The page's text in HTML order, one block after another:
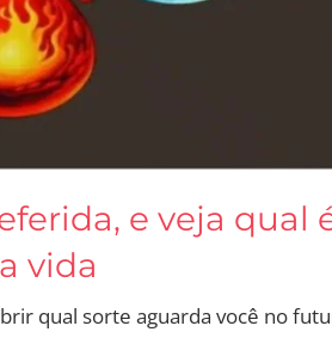
e veja qual
vida
qual sorte aguarda você no